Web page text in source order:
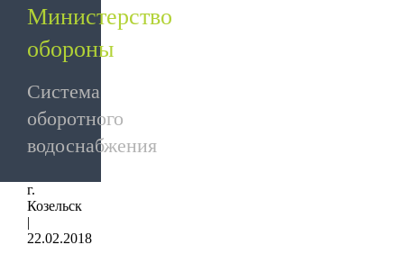
Министерство
обороны
Система
оборотного
водоснабжения
г.
Козельск
|
22.02.2018